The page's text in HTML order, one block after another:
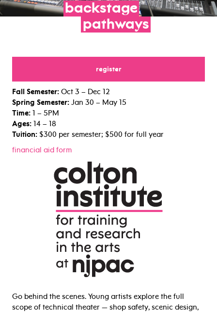
backstage
pathways
registerfor
Fall Semester: Oct 3 – Dec 12
Spring Semester: Jan 30 – May 15
Time: 1 – 5PM
Ages: 14 – 18
Tuition: $300 per semester; $500 for full year
financial aid form
Go behind the scenes. Young artists explore the full
scope of technical theater — shop safety, scenic design,